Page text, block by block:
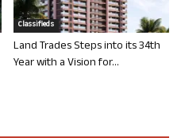
Classifieds
Land Trades Steps into its 34th
Year with a Vision for...